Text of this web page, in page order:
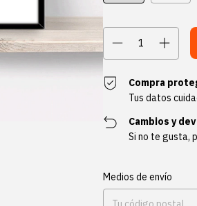
Compra
Tus datos
Cambios y
Si no te gusta,
Entregas para el CP:
Medios de envío